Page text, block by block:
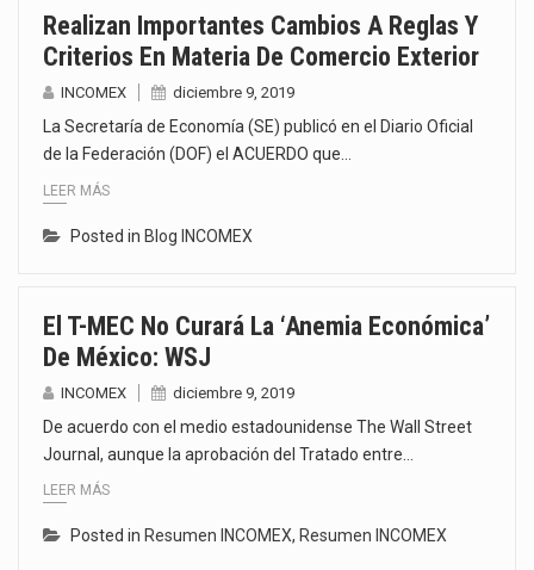
Solo el 17.8 % de las empresas en México se considera totalmente preparada para la…
Los créditos fiscales determinados a empresas IMMEX rara vez nacen de una interpretación equivocada de…
Realizan Importantes Cambios A Reglas Y
Criterios En Materia De Comercio Exterior
INCOMEX diciembre 9, 2019
La Secretaría de Economía (SE) publicó en el Diario Oficial
de la Federación (DOF) el ACUERDO que…
LEER MÁS
Posted in Blog INCOMEX
El T-MEC No Curará La ‘anemia Económica’
De México: WSJ
INCOMEX diciembre 9, 2019
De acuerdo con el medio estadounidense The Wall Street
Journal, aunque la aprobación del Tratado entre…
LEER MÁS
Posted in Resumen INCOMEX, Resumen INCOMEX